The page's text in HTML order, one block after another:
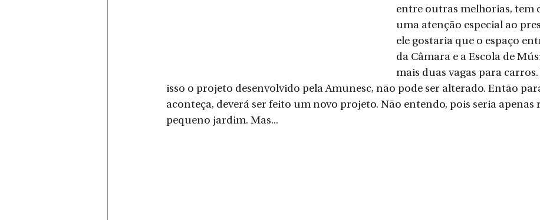
entre outras melhorias, tem
uma atenção especial ao
ele gostaria que o espaço
da Câmara e a Escola de
mais duas vagas para
isso o projeto desenvolvido pela Amunesc, não pode ser alterado. Então
aconteça, deverá ser feito um novo projeto. Não entendo, pois seria
pequeno jardim. Mas...